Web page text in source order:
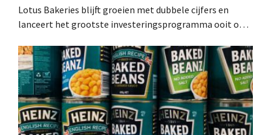
Lotus Bakeries blijft groeien met dubbele cijfers en
lanceert het grootste investeringsprogramma ooit om
moeten dit momentum grijpen”.